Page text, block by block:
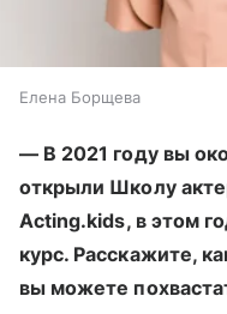
Елена Борщева
— В 2021 году вы
открыли Школу
Acting.kids, в этом
курс. Расскажите,
вы можете